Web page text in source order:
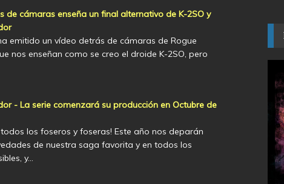
de cámaras enseña un final alternativo de K-2SO y
emitido un vídeo detrás de cámaras de Rogue
nos enseñan como se creo el droide K-2SO, pero
- La serie comenzará su producción en Octubre de
todos los foseros y foseras! Este año nos deparán
de nuestra saga favorita y en todos los
y…